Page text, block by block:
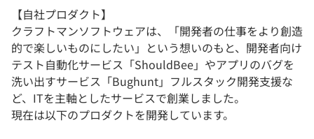
【自社プロダクト】
クラフトマンソフトウェアは、「開発者の仕事をより創造
的で楽しいものにしたい」という想いのもと、開発者向け
テスト自動化サービス「ShouldBee」やアプリのバグを
洗い出すサービス「Bughunt」フルスタック開発支援な
ど、ITを主軸としたサービスで創業しました。
現在は以下のプロダクトを開発しています。